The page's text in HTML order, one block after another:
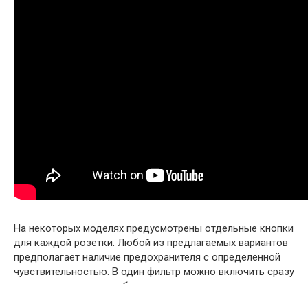
На некоторых моделях предусмотрены отдельные кнопки
для каждой розетки. Любой из предлагаемых вариантов
предполагает наличие предохранителя с определенной
чувствительностью. В один фильтр можно включить сразу